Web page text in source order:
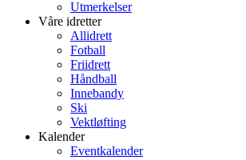
Utmerkelser
Våre idretter
Allidrett
Fotball
Friidrett
Håndball
Innebandy
Ski
Vektløfting
Kalender
Eventkalender